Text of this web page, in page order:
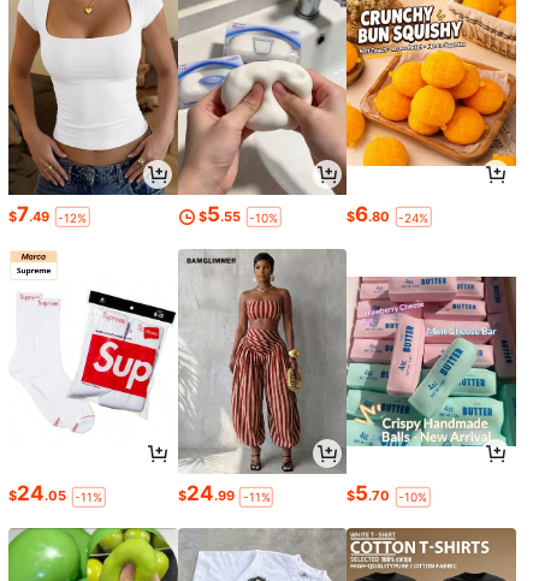
$7.49 -12% $5.55 -10% $6.80 -24%
$24.05 -11% $24.99 -11% $5.70 -10%